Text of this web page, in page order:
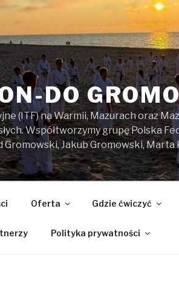
DO
(ITF) na Warmii, Mazurach oraz
Współtworzymy grupę Polska
Jakub Gromowski, Marta
Oferta Gdzie ćwiczyć
Polityka prywatności